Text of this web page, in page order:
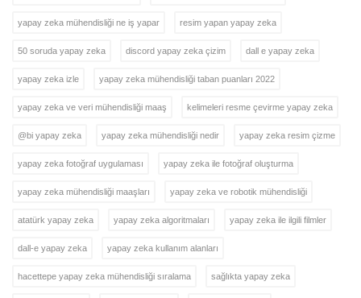
yapay zeka mühendisliği ne iş yapar resim yapan yapay zeka
50 soruda yapay zeka discord yapay zeka çizim dall e yapay zeka
yapay zeka izle yapay zeka mühendisliği taban puanları 2022
yapay zeka ve veri mühendisliği maaş kelimeleri resme çevirme yapay zeka
@bi yapay zeka yapay zeka mühendisliği nedir yapay zeka resim çizme
yapay zeka fotoğraf uygulaması yapay zeka ile fotoğraf oluşturma
yapay zeka mühendisliği maaşları yapay zeka ve robotik mühendisliği
atatürk yapay zeka yapay zeka algoritmaları yapay zeka ile ilgili filmler
dall-e yapay zeka yapay zeka kullanım alanları
hacettepe yapay zeka mühendisliği sıralama sağlıkta yapay zeka